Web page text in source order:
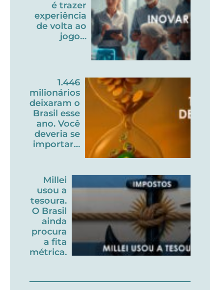
é trazer
experiência
de volta ao
jogo…
1.446
milionários
deixaram o
Brasil esse
ano. Você
deveria se
importar…
Millei
usou a
tesoura.
O Brasil
ainda
procura
a fita
métrica.